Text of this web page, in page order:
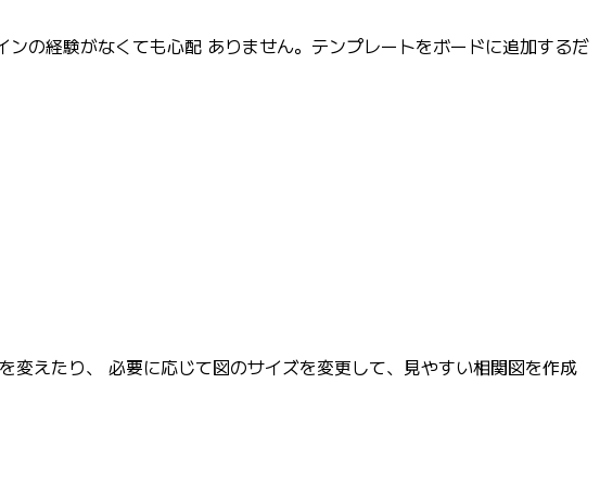
の経験がなくても心配 ありません。テンプレートをボードに追加するだ
えたり、 必要に応じて図のサイズを変更して、見やすい相関図を作成